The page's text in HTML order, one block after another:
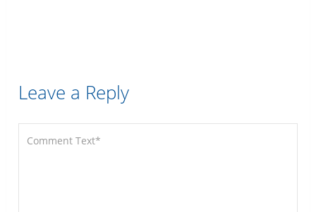
Leave a Reply